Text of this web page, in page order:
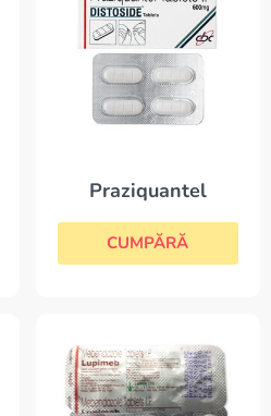
Praziquantel
CUMPĂRĂ